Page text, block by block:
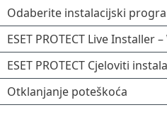
Odaberite instalacijski
ESET PROTECT Live Installer
ESET PROTECT Cjeloviti
Otklanjanje poteškoća